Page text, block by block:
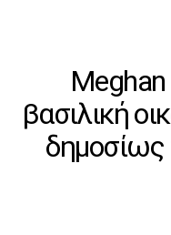
Meghan
βασιλική
δημοσίως